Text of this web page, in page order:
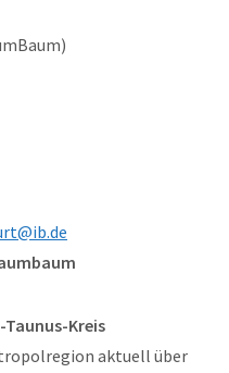
Kreis
aktuell über